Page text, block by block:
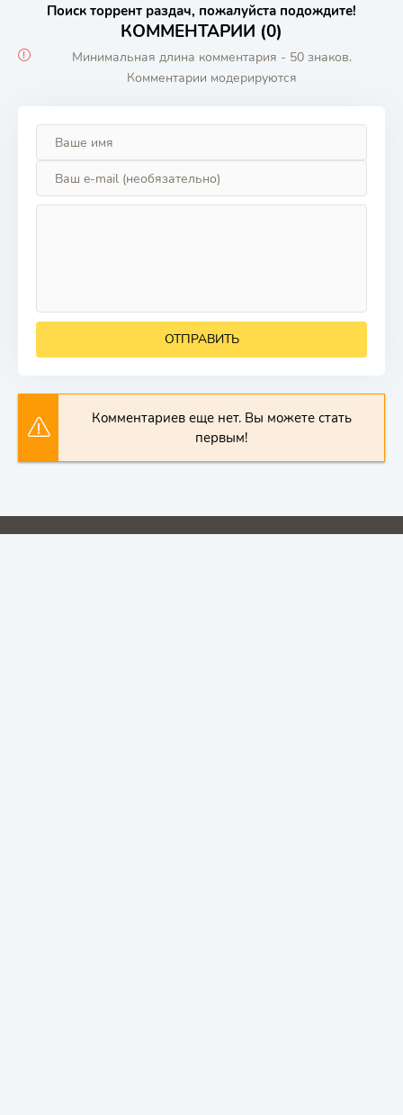
Поиск торрент раздач, пожалуйста подождите!
КОММЕНТАРИИ (0)
Минимальная длина комментария - 50 знаков.
Комментарии модерируются
ОТПРАВИТЬ
Комментариев еще нет. Вы можете стать
первым!